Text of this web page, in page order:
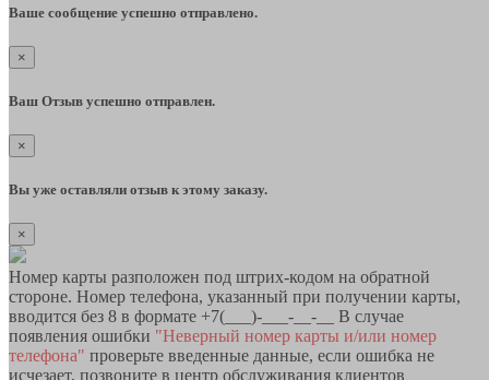
Ваше сообщение успешно отправлено.
×
Ваш Отзыв успешно отправлен.
×
Вы уже оставляли отзыв к этому заказу.
×
Номер карты разположен под штрих-кодом на обратной
стороне. Номер телефона, указанный при получении карты,
вводится без 8 в формате +7(___)-___-__-__ В случае
появления ошибки "Неверный номер карты и/или номер
телефона" проверьте введенные данные, если ошибка не
исчезает, позвоните в центр обслуживания клиентов